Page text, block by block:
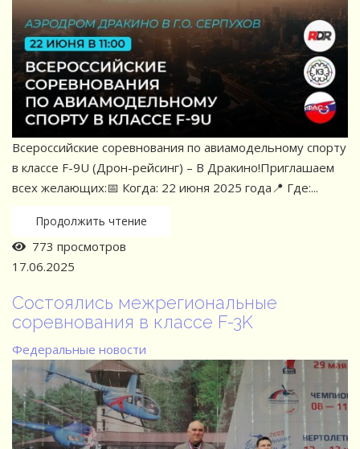
Всероссийские соревнования по авиамодельному спорту
в классе F-9U (Дрон-рейсинг) – В Дракино!Приглашаем
всех желающих:📅 Когда: 22 июня 2025 года📍 Где:...
Продолжить чтение
773 просмотров
17.06.2025
Состоялись межрегиональные
соревнования в классе F-3K
Федеральные новости